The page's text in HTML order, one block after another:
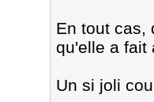
En tout cas,
qu'elle a fait
Un si joli